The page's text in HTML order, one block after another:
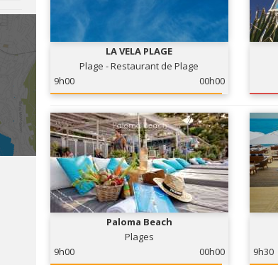
LA VELA PLAGE
Plage - Restaurant de Plage
9h00
00h00
Paloma Beach
Plages
9h00
00h00
9h30